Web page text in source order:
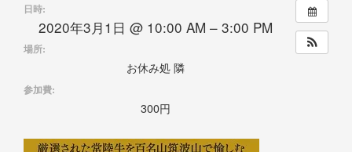
日時:
2020年3月1日 @ 10:00 AM – 3:00 PM
場所:
お休み処 隣
参加費:
300円